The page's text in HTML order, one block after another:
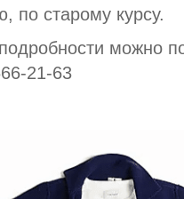
по старому курсу.
можно
21-63